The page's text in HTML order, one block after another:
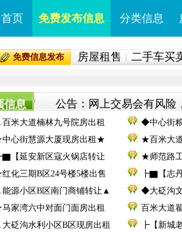
首页 免费发布信息 分类信息
免费信息发布 房屋租售 二手车买
信息 公告：网上交易会有风险
米大道楠林九号院房出租 ◆中心街
心街慧源大厦现房出租★
★百米大
【延安新区寇火锅店转让
★师范路
化三期B区24号楼5楼出售
┣▇【志
源小区B区南门商铺转让▲
◆大砭沟
家湾六中对面门面房出租
百米大道
砭沟水利小区B区现房出租
┣【新城